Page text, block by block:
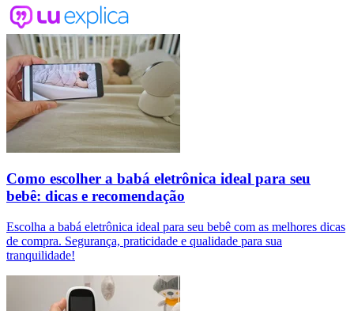
Como escolher a babá eletrônica ideal para seu
bebê: dicas e recomendação
Escolha a babá eletrônica ideal para seu bebê com as melhores dicas
de compra. Segurança, praticidade e qualidade para sua
tranquilidade!